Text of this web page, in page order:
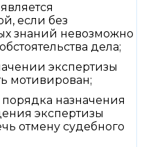
если без
знаний невозможно
дела;
экспертизы
мотивирован;
назначения
экспертизы
отмену судебного